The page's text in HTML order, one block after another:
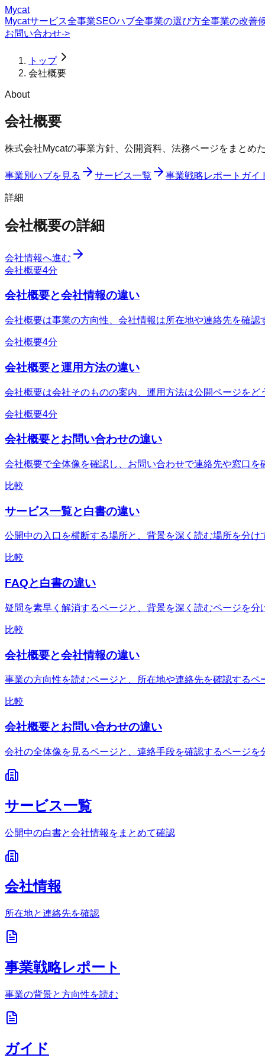
Mycat
Mycatサービス全事業SEOハブ全事業の選び方全事業の改善
お問い合わせ->
トップ
会社概要
About
会社概要
株式会社Mycatの事業方針、公開資料、法務ページをまとめ
事業別ハブを見る サービス一覧 事業戦略レポート ガイ
詳細
会社概要の詳細
会社情報へ進む
会社概要4分
会社概要と会社情報の違い
会社概要は事業の方向性、会社情報は所在地や連絡先を確
会社概要4分
会社概要と運用方法の違い
会社概要は会社そのものの案内、運用方法は公開ページを
会社概要4分
会社概要とお問い合わせの違い
会社概要で全体像を確認し、お問い合わせで連絡先や窓口を
比較
サービス一覧と白書の違い
公開中の入口を横断する場所と、背景を深く読む場所を分け
比較
FAQと白書の違い
疑問を素早く解消するページと、背景を深く読むページを分
比較
会社概要と会社情報の違い
事業の方向性を読むページと、所在地や連絡先を確認するペ
比較
会社概要とお問い合わせの違い
会社の全体像を見るページと、連絡手段を確認するページを
サービス一覧
公開中の白書と会社情報をまとめて確認
会社情報
所在地と連絡先を確認
事業戦略レポート
事業の背景と方向性を読む
ガイド